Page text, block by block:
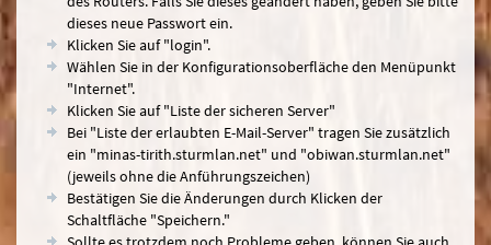
dieses neue Passwort ein.
Klicken Sie auf "login".
Wählen Sie in der Konfigurationsoberfläche den Menüpunkt
"Internet".
Klicken Sie auf "Liste der sicheren Server"
Bei "Liste der erlaubten E-Mail-Server" tragen Sie zusätzlich
ein "minas-tirith.sturmlan.net" und "obiwan.sturmlan.net"
(jeweils ohne die Anführungszeichen)
Bestätigen Sie die Änderungen durch Klicken der
Schaltfläche "Speichern."